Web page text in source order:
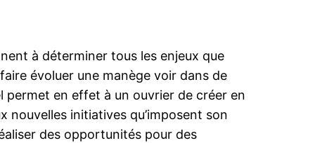
à déterminer tous les enjeux que
évoluer une manège voir dans de
permet en effet à un ouvrier de créer en
nouvelles initiatives qu’imposent son
des opportunités pour des